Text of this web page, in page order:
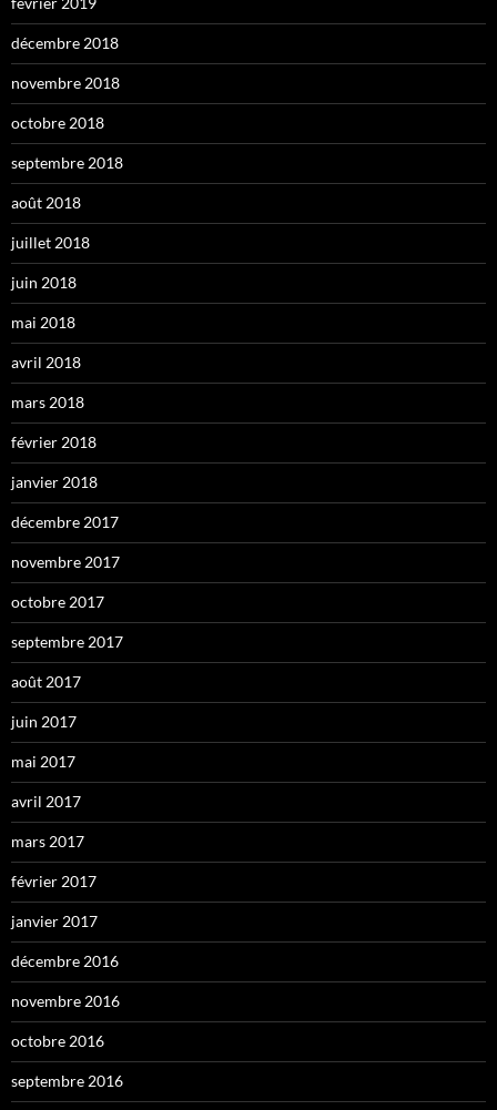
décembre 2018
novembre 2018
octobre 2018
septembre 2018
août 2018
juillet 2018
juin 2018
mai 2018
avril 2018
mars 2018
février 2018
janvier 2018
décembre 2017
novembre 2017
octobre 2017
septembre 2017
août 2017
juin 2017
mai 2017
avril 2017
mars 2017
février 2017
janvier 2017
décembre 2016
novembre 2016
octobre 2016
septembre 2016